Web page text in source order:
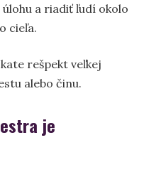
a riadiť ľudí okolo
cieľa.
rešpekt veľkej
alebo činu.
je